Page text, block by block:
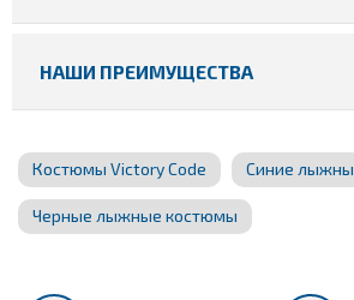
НАШИ ПРЕИМУЩЕСТВА
Костюмы Victory Code Синие
Черные лыжные костюмы